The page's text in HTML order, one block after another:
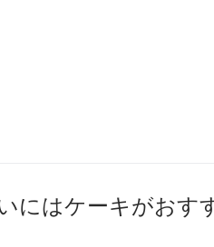
にはケーキがおす